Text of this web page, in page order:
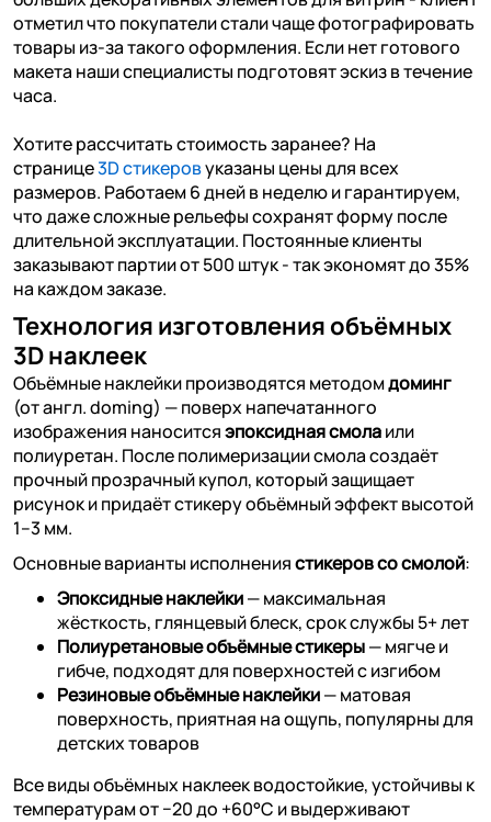
отметил что покупатели стали чаще фотографировать
товары из-за такого оформления. Если нет готового
макета наши специалисты подготовят эскиз в течение
часа.
Хотите рассчитать стоимость заранее? На
странице3D стикеровуказаны цены для всех
размеров. Работаем 6 дней в неделю и гарантируем,
что даже сложные рельефы сохранят форму после
длительной эксплуатации. Постоянные клиенты
заказывают партии от 500 штук - так экономят до 35%
на каждом заказе.
Технология изготовления объёмных
3D наклеек
Объёмные наклейки производятся методомдоминг
(от англ. doming) — поверх напечатанного
изображения наноситсяэпоксидная смолаили
полиуретан. После полимеризации смола создаёт
прочный прозрачный купол, который защищает
рисунок и придаёт стикеру объёмный эффект высотой
1–3 мм.
Основные варианты исполнениястикеров со смолой:
Эпоксидные наклейки— максимальная
жёсткость, глянцевый блеск, срок службы 5+ лет
Полиуретановые объёмные стикеры— мягче и
гибче, подходят для поверхностей с изгибом
Резиновые объёмные наклейки— матовая
поверхность, приятная на ощупь, популярны для
детских товаров
Все виды объёмных наклеек водостойкие, устойчивы к
температурам от −20 до +60°C и выдерживают